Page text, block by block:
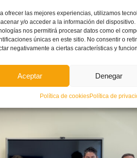
ofrecer las mejores experiencias, utilizamos
y/o acceder a la información del
nos permitirá procesar datos como el
únicas en este sitio. No consentir o
negativamente a ciertas características y
Aceptar Denegar
Política de cookiesPolítica de
como los alzireños que juegan en la máxima categoría
o guantes que se rifaban durante el torneo o se
pero sobre todo de los pequeños que llenaron de fútbol